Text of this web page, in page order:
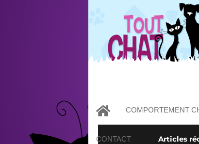
COMPORTEMENT
CONTACT Articles